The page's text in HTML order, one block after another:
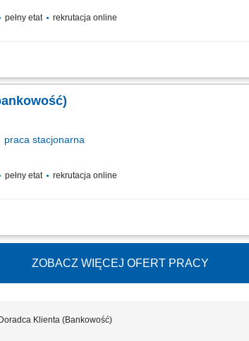
pełny etat rekrutacja online
realizacja celów sprzedażowych; dbałość o wysoką
praca stacjonarna
pełny etat rekrutacja online
realizacja celów sprzedażowych; dbałość o wysoką
ZOBACZ WIĘCEJ OFERT PRACY
Doradca Klienta (Bankowość)